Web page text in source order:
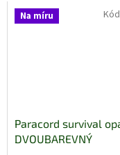
Na míru
Paracord survival
DVOUBAREVNÝ